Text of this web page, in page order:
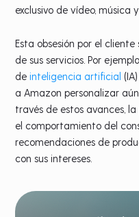
exclusivo de vídeo, música
Esta obsesión por el
de sus servicios. Por
deinteligencia artificial
a Amazon personalizar
través de estos avances,
el comportamiento del
recomendaciones de
con sus intereses.